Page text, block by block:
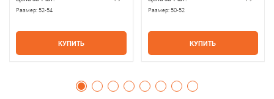
Размер:52-54
КУПИТЬ
Размер: 50-52
КУПИТЬ